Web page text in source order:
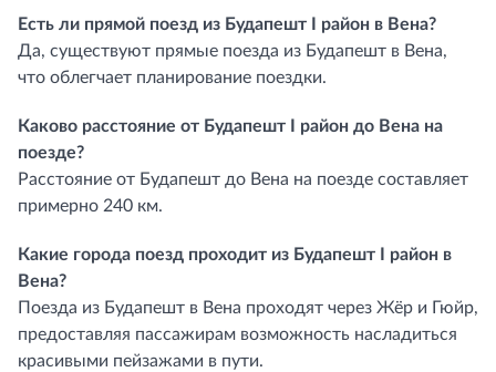
Есть ли прямой поезд из Будапешт I район в Вена?
Да, существуют прямые поезда из Будапешт в Вена,
что облегчает планирование поездки.
Каково расстояние от Будапешт I район до Вена на
поезде?
Расстояние от Будапешт до Вена на поезде составляет
примерно 240 км.
Какие города поезд проходит из Будапешт I район в
Вена?
Поезда из Будапешт в Вена проходят через Жёр и Гюйр,
предоставляя пассажирам возможность насладиться
красивыми пейзажами в пути.